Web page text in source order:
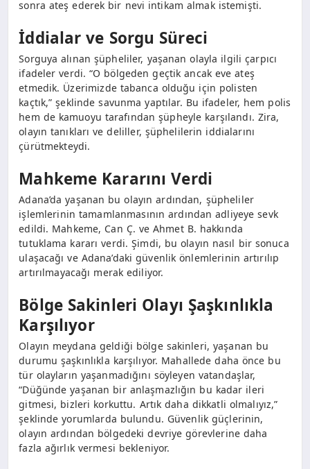
sonra ateş ederek bir nevi intikam almak istemişti.
İddialar ve Sorgu Süreci
Sorguya alınan şüpheliler, yaşanan olayla ilgili çarpıcı
ifadeler verdi. “O bölgeden geçtik ancak eve ateş
etmedik. Üzerimizde tabanca olduğu için polisten
kaçtık,” şeklinde savunma yaptılar. Bu ifadeler, hem polis
hem de kamuoyu tarafından şüpheyle karşılandı. Zira,
olayın tanıkları ve deliller, şüphelilerin iddialarını
çürütmekteydi.
Mahkeme Kararını Verdi
Adana’da yaşanan bu olayın ardından, şüpheliler
işlemlerinin tamamlanmasının ardından adliyeye sevk
edildi. Mahkeme, Can Ç. ve Ahmet B. hakkında
tutuklama kararı verdi. Şimdi, bu olayın nasıl bir sonuca
ulaşacağı ve Adana’daki güvenlik önlemlerinin artırılıp
artırılmayacağı merak ediliyor.
Bölge Sakinleri Olayı Şaşkınlıkla
Karşılıyor
Olayın meydana geldiği bölge sakinleri, yaşanan bu
durumu şaşkınlıkla karşılıyor. Mahallede daha önce bu
tür olayların yaşanmadığını söyleyen vatandaşlar,
“Düğünde yaşanan bir anlaşmazlığın bu kadar ileri
gitmesi, bizleri korkuttu. Artık daha dikkatli olmalıyız,”
şeklinde yorumlarda bulundu. Güvenlik güçlerinin,
olayın ardından bölgedeki devriye görevlerine daha
fazla ağırlık vermesi bekleniyor.